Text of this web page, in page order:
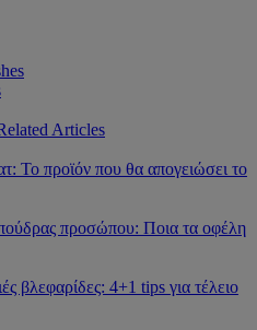
Articles
Το προϊόν που θα απογειώσει το
προσώπου: Ποια τα οφέλη
βλεφαρίδες: 4+1 tips για τέλειο